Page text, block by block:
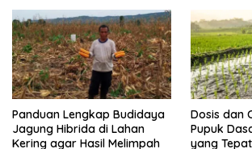
Panduan Lengkap Budidaya
Jagung Hibrida di Lahan
Kering agar Hasil Melimpah
Dosis dan
Pupuk
yang Tepat